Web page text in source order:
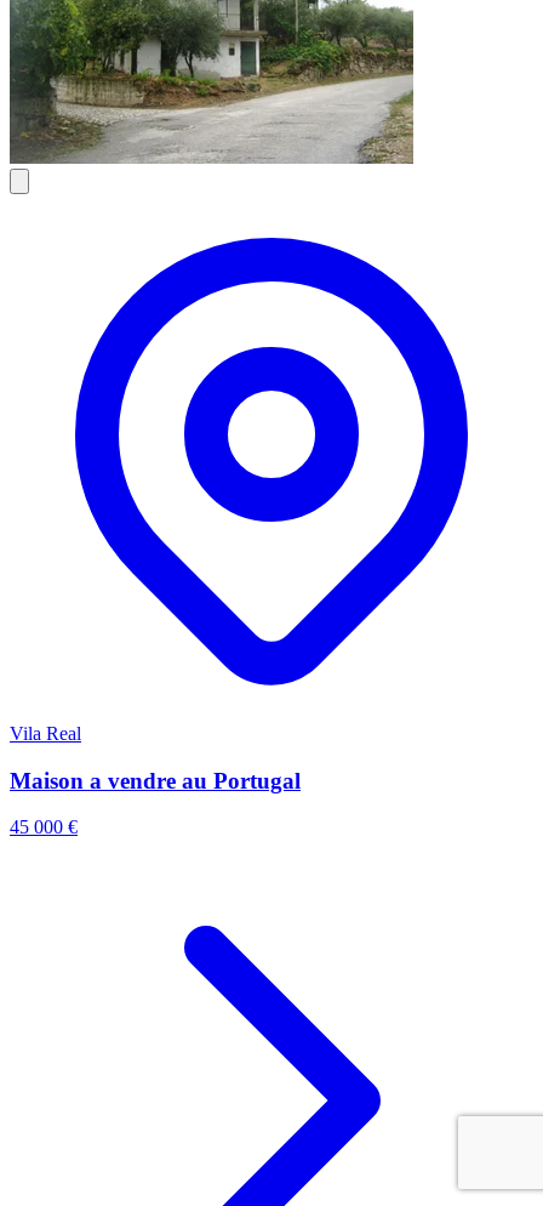
Vila Real
Maison a vendre au Portugal
45 000 €